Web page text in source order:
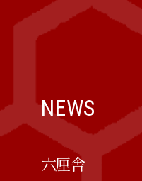
NEWS
六厘舎